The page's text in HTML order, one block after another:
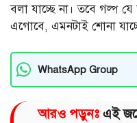
বলা যাচ্ছে না। তবে গল্প
এগোবে, এমনটাই শোনা যাচ্ছে
WhatsApp Group
আরও পড়ুনঃ এই